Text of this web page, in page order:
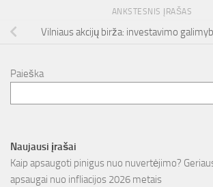
ANKSTESNIS ĮRAŠAS
Vilniaus akcijų birža: investavimo
Paieška
Naujausi įrašai
Kaip apsaugoti pinigus nuo nuvertėjimo?
apsaugai nuo infliacijos 2026 metais